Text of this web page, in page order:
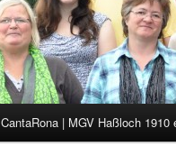
Zum primären Inhalt
Zum sekundären Inhalt
CantaRona | MGV Haßloch 1910